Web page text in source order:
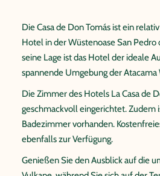
Die Casa de Don Tomás ist ein
Hotel in der Wüstenoase San Pedro
seine Lage ist das Hotel der ideale
spannende Umgebung der
Die Zimmer des Hotels La Casa de
geschmackvoll eingerichtet. Zudem
Badezimmer vorhanden.
ebenfalls zur Verfügung.
Genießen Sie den Ausblick auf die